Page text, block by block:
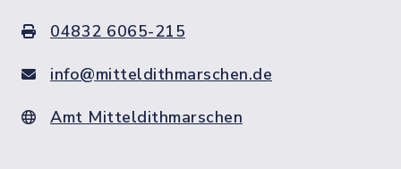
04832 6065-215
info@mitteldithmarschen.de
Amt Mitteldithmarschen